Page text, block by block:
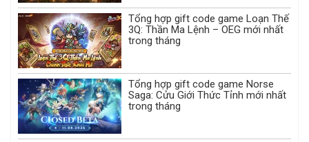
Tổng hợp gift code game Loạn Thế
3Q: Thần Ma Lệnh – OEG mới nhất
trong tháng
Tổng hợp gift code game Norse
Saga: Cửu Giới Thức Tỉnh mới nhất
trong tháng